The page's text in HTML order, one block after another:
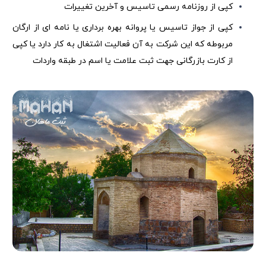
کپی از روزنامه رسمی تاسیس و آخرین تغییرات
کپی از جواز تاسیس یا پروانه بهره برداری یا نامه ای از ارگان
مربوطه که این شرکت به آن فعالیت اشتغال به کار دارد یا کپی
از کارت بازرگانی جهت ثبت علامت یا اسم در طبقه واردات